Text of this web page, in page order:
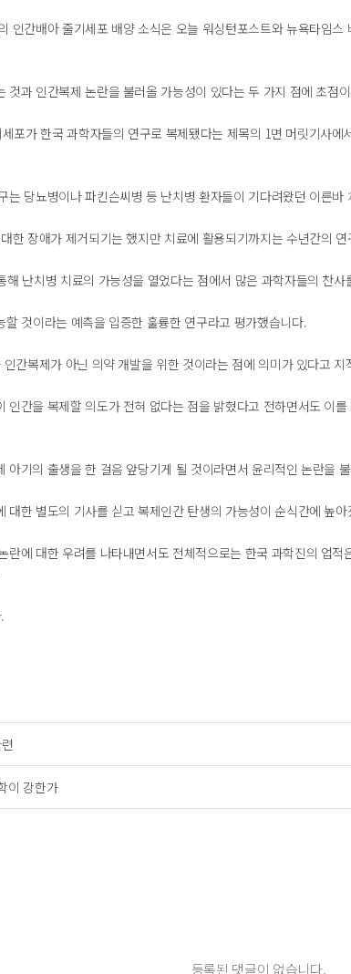
인간배아 줄기세포 배양 소식은 오늘 워싱턴포스트와 뉴욕타임
것과 인간복제 논란을 불러올 가능성이 있다는 두 가지 점에 초점
포가 한국 과학자들의 연구로 복제됐다는 제목의 1면 머릿기사
는 당뇨병이나 파킨슨씨병 등 난치병 환자들이 기다려왔던 이른
한 장애가 제거되기는 했지만 치료에 활용되기까지는 수년간의
해 난치병 치료의 가능성을 열었다는 점에서 많은 과학자들의 찬
할 것이라는 예측을 입증한 훌륭한 연구라고 평가했습니다.
간복제가 아닌 의약 개발을 위한 것이라는 점에 의미가 있다고 지
인간을 복제할 의도가 전혀 없다는 점을 밝혔다고 전하면서도 이
아기의 출생을 한 걸음 앞당기게 될 것이라면서 윤리적인 논란을
대한 별도의 기사를 싣고 복제인간 탄생의 가능성이 순식간에 높
란에 대한 우려를 나타내면서도 전체적으로는 한국 과학진의 업
이 강한가
등록된 댓글이 없습니다.